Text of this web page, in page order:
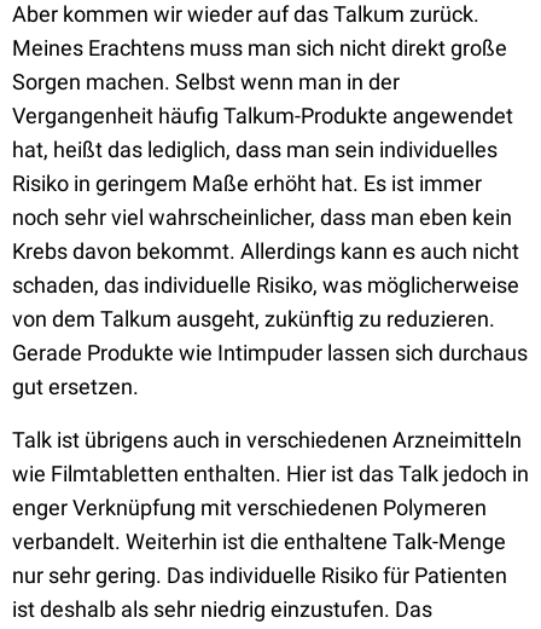
Aber kommen wir wieder auf das Talkum zurück.
Meines Erachtens muss man sich nicht direkt große
Sorgen machen. Selbst wenn man in der
Vergangenheit häufig Talkum-Produkte angewendet
hat, heißt das lediglich, dass man sein individuelles
Risiko in geringem Maße erhöht hat. Es ist immer
noch sehr viel wahrscheinlicher, dass man eben kein
Krebs davon bekommt. Allerdings kann es auch nicht
schaden, das individuelle Risiko, was möglicherweise
von dem Talkum ausgeht, zukünftig zu reduzieren.
Gerade Produkte wie Intimpuder lassen sich durchaus
gut ersetzen.
Talk ist übrigens auch in verschiedenen Arzneimitteln
wie Filmtabletten enthalten. Hier ist das Talk jedoch in
enger Verknüpfung mit verschiedenen Polymeren
verbandelt. Weiterhin ist die enthaltene Talk-Menge
nur sehr gering. Das individuelle Risiko für Patienten
ist deshalb als sehr niedrig einzustufen. Das